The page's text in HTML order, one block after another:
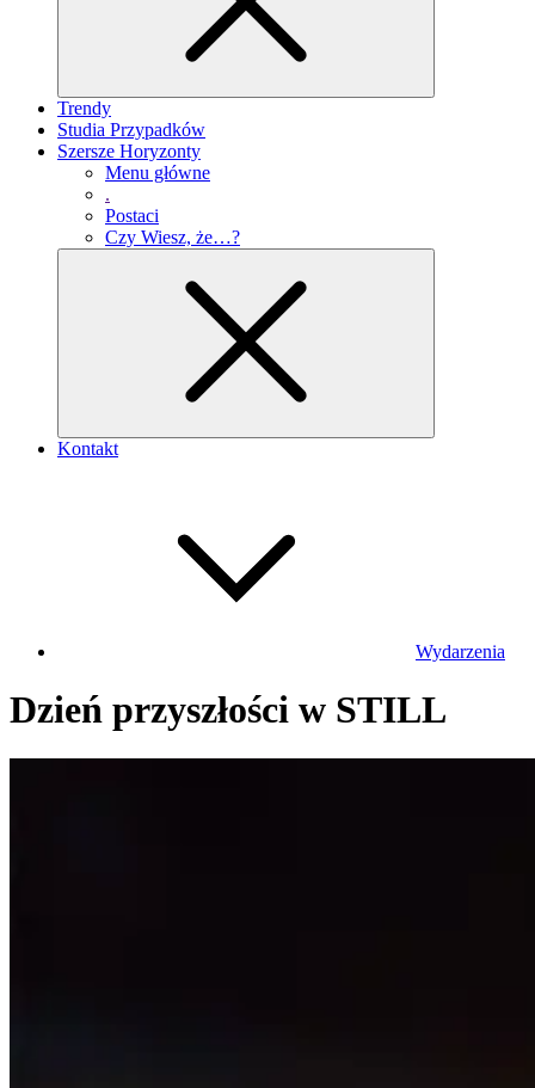
Trendy
Studia Przypadków
Szersze Horyzonty
Menu główne
.
Postaci
Czy Wiesz, że…?
Kontakt
Wydarzenia
Dzień przyszłości w STILL